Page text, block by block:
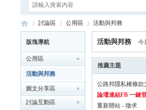
公 »
討論區
›
公用區
›
活動與邦務
版塊導航
公用區
活動與邦務
圖文分享區
討論互動區
活動與邦務 今
推薦主題
公路邦隱私權條款
論壇連結FB 一鍵
重新開站 - 徵求